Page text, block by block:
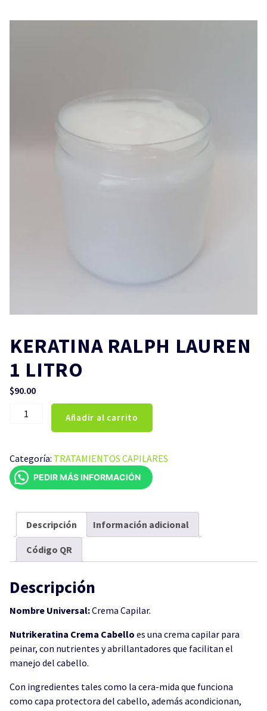
KERATINA RALPH LAUREN
1 LITRO
$90.00
KERATINA
1
LITRO
cantidad
Añadir al carrito
Categoría: TRATAMIENTOS CAPILARES
PEDIR MÁS INFORMACIÓN
Descripción Información adicional
Código QR
Descripción
Nombre Universal:Crema Capilar.
Nutrikeratina Crema Cabello es una crema capilar para
peinar, con nutrientes y abrillantadores que facilitan el
manejo del cabello.
Con ingredientes tales como la cera-mida que funciona
como capa protectora del cabello, además acondicionan,